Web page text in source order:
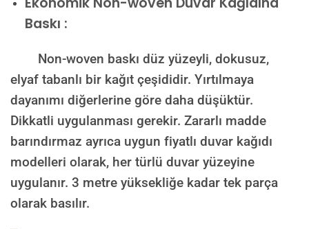
Baskı :
Non-woven baskı düz yüzeyli, dokusuz,
elyaf tabanlı bir kağıt çeşididir. Yırtılmaya
dayanımı diğerlerine göre daha düşüktür.
Dikkatli uygulanması gerekir. Zararlı madde
barındırmaz ayrıca uygun fiyatlı duvar kağıdı
modelleri olarak, her türlü duvar yüzeyine
uygulanır. 3 metre yüksekliğe kadar tek parça
olarak basılır.